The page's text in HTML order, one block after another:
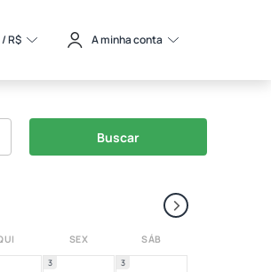
/ R$ A minha conta
Buscar
›
SEX SÁB
3 3